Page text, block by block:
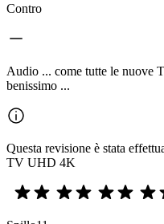
Contro
Audio ... come tutte le nuove
benissimo ...
Questa revisione è stata
TV UHD 4K